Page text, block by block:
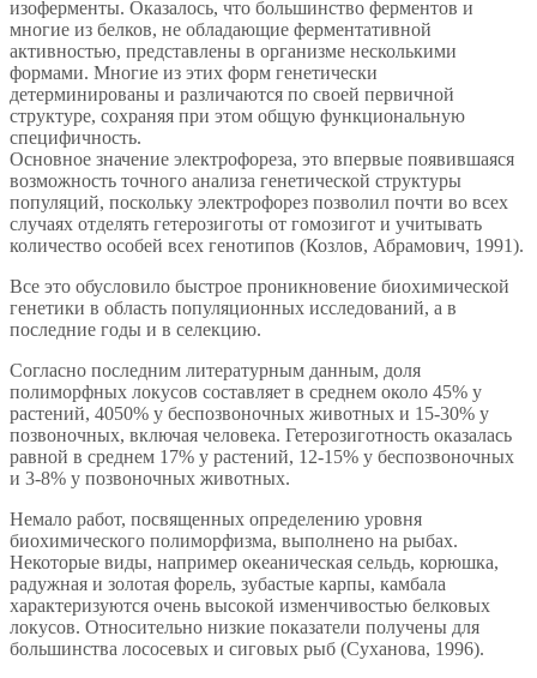
изоферменты. Оказалось, что большинство ферментов и
многие из белков, не обладающие ферментативной
активностью, представлены в организме несколькими
формами. Многие из этих форм генетически
детерминированы и различаются по своей первичной
структуре, сохраняя при этом общую функциональную
специфичность.
Основное значение электрофореза, это впервые появившаяся
возможность точного анализа генетической структуры
популяций, поскольку электрофорез позволил почти во всех
случаях отделять гетерозиготы от гомозигот и учитывать
количество особей всех генотипов (Козлов, Абрамович, 1991).
Все это обусловило быстрое проникновение биохимической
генетики в область популяционных исследований, а в
последние годы и в селекцию.
Согласно последним литературным данным, доля
полиморфных локусов составляет в среднем около 45% у
растений, 4050% у беспозвоночных животных и 15-30% у
позвоночных, включая человека. Гетерозиготность оказалась
равной в среднем 17% у растений, 12-15% у беспозвоночных
и 3-8% у позвоночных животных.
Немало работ, посвященных определению уровня
биохимического полиморфизма, выполнено на рыбах.
Некоторые виды, например океаническая сельдь, корюшка,
радужная и золотая форель, зубастые карпы, камбала
характеризуются очень высокой изменчивостью белковых
локусов. Относительно низкие показатели получены для
большинства лососевых и сиговых рыб (Суханова, 1996).